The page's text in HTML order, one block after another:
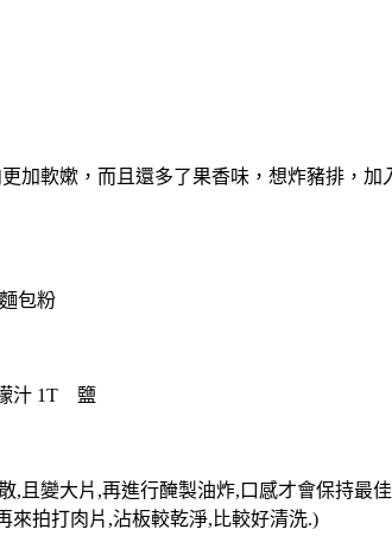
加軟嫰，而且還多了果香味，想炸豬排，
包粉
汁 1T 鹽
且變大片,再進行醃製油炸,口感才會保持最
來拍打肉片,沾板較乾淨,比較好清洗.)